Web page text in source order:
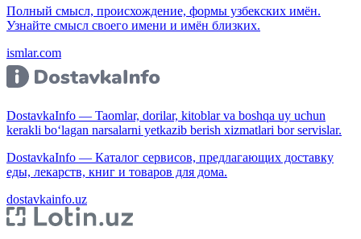
Полный смысл, происхождение, формы узбекских имён.
Узнайте смысл своего имени и имён близких.
ismlar.com
DostavkaInfo — Taomlar, dorilar, kitoblar va boshqa uy uchun
kerakli bo‘lagan narsalarni yetkazib berish xizmatlari bor servislar.
DostavkaInfo — Каталог сервисов, предлагающих доставку
еды, лекарств, книг и товаров для дома.
dostavkainfo.uz